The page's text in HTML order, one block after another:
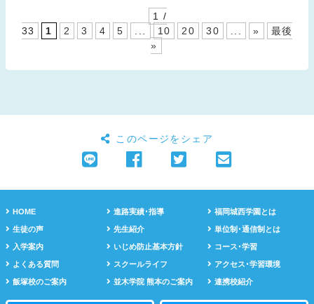
1 /
33
1 2 3 4 5 10 20 30 »
最後
»
このページをシェア
HOME 進路実績･指導 福岡城西学園とは
生徒の声 先生紹介 単位制･通信制とは
入学案内 いじめ防止基本方針 コース･学習
よくある質問 スクールライフ アクセス･学習環境
飯塚校のご案内 並木学院 熊本のご案内 連携校紹介